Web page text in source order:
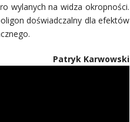
wylanych na widza okropności.
doświadczalny dla efektów
Patryk Karwowski